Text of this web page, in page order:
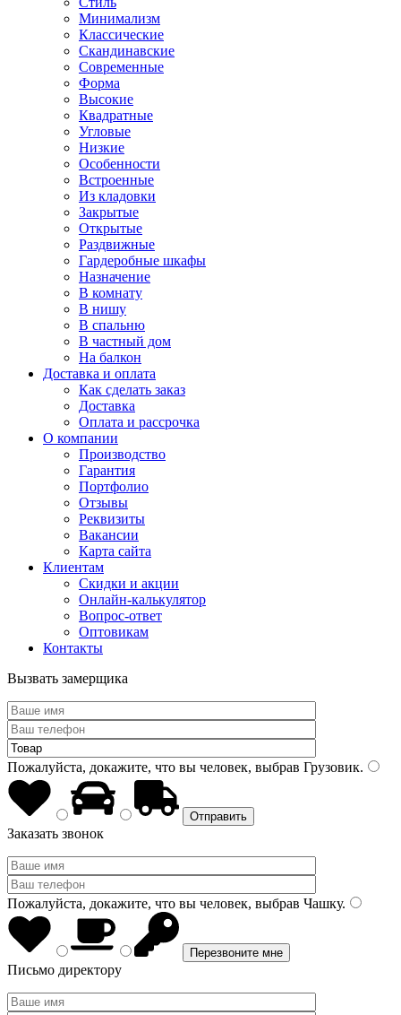
Минимализм
Классические
Скандинавские
Современные
Форма
Высокие
Квадратные
Угловые
Низкие
Особенности
Встроенные
Из кладовки
Закрытые
Открытые
Раздвижные
Гардеробные шкафы
Назначение
В комнату
В нишу
В спальню
В частный дом
На балкон
Доставка и оплата
Как сделать заказ
Доставка
Оплата и рассрочка
О компании
Производство
Гарантия
Портфолио
Отзывы
Реквизиты
Вакансии
Карта сайта
Клиентам
Скидки и акции
Онлайн-калькулятор
Вопрос-ответ
Оптовикам
Контакты
Вызвать замерщика
Пожалуйста, докажите, что вы человек, выбрав Грузовик.
Заказать звонок
Пожалуйста, докажите, что вы человек, выбрав Чашку.
Письмо директору